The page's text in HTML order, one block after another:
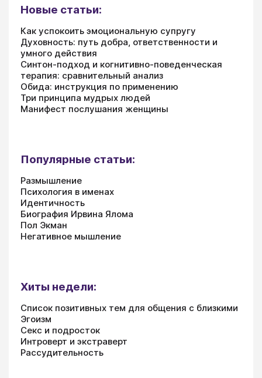
Новые статьи:
Как успокоить эмоциональную супругу
Духовность: путь добра, ответственности и
умного действия
Синтон-подход и когнитивно-поведенческая
терапия: сравнительный анализ
Обида: инструкция по применению
Три принципа мудрых людей
Манифест послушания женщины
Популярные статьи:
Размышление
Психология в именах
Идентичность
Биография Ирвина Ялома
Пол Экман
Негативное мышление
Хиты недели:
Список позитивных тем для общения с близкими
Эгоизм
Секс и подросток
Интроверт и экстраверт
Рассудительность